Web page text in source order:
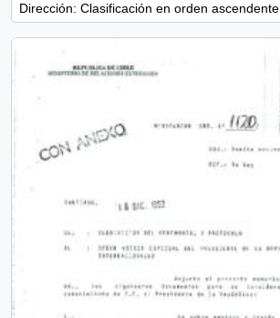
Dirección: Clasificación en orden ascendente